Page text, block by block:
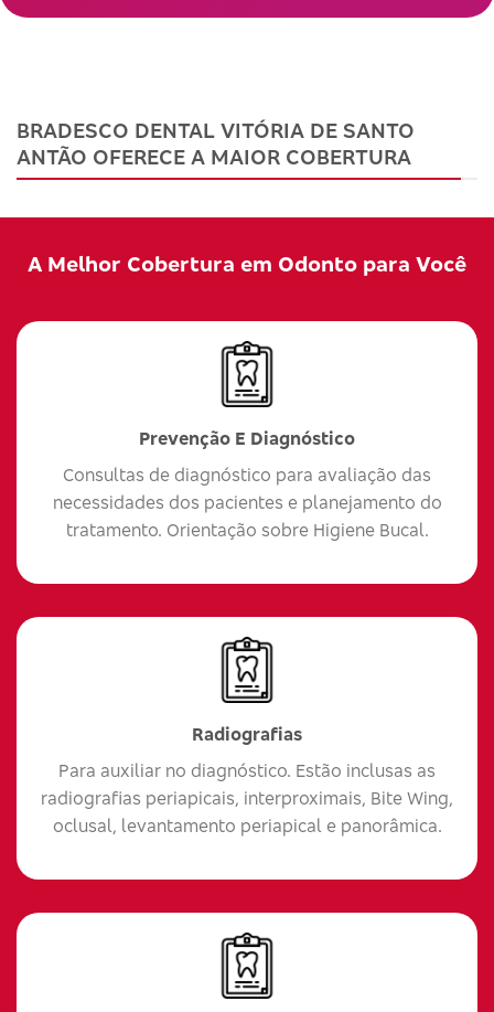
BRADESCO DENTAL VITÓRIA DE SANTO
ANTÃO OFERECE A MAIOR COBERTURA
A Melhor Cobertura em Odonto para Você
Prevenção E Diagnóstico
Consultas de diagnóstico para avaliação das
necessidades dos pacientes e planejamento do
tratamento. Orientação sobre Higiene Bucal.
Radiografias
Para auxiliar no diagnóstico. Estão inclusas as
radiografias periapicais, interproximais, Bite Wing,
oclusal, levantamento periapical e panorâmica.